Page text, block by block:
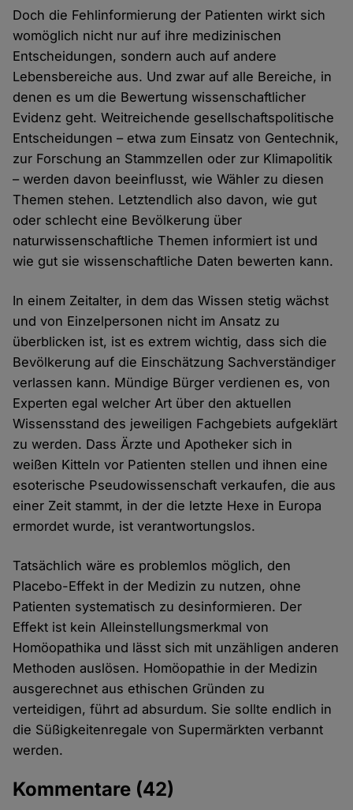
Doch die Fehlinformierung der Patienten wirkt sich
womöglich nicht nur auf ihre medizinischen
Entscheidungen, sondern auch auf andere
Lebensbereiche aus. Und zwar auf alle Bereiche, in
denen es um die Bewertung wissenschaftlicher
Evidenz geht. Weitreichende gesellschaftspolitische
Entscheidungen – etwa zum Einsatz von Gentechnik,
zur Forschung an Stammzellen oder zur Klimapolitik
– werden davon beeinflusst, wie Wähler zu diesen
Themen stehen. Letztendlich also davon, wie gut
oder schlecht eine Bevölkerung über
naturwissenschaftliche Themen informiert ist und
wie gut sie wissenschaftliche Daten bewerten kann.
In einem Zeitalter, in dem das Wissen stetig wächst
und von Einzelpersonen nicht im Ansatz zu
überblicken ist, ist es extrem wichtig, dass sich die
Bevölkerung auf die Einschätzung Sachverständiger
verlassen kann. Mündige Bürger verdienen es, von
Experten egal welcher Art über den aktuellen
Wissensstand des jeweiligen Fachgebiets aufgeklärt
zu werden. Dass Ärzte und Apotheker sich in
weißen Kitteln vor Patienten stellen und ihnen eine
esoterische Pseudowissenschaft verkaufen, die aus
einer Zeit stammt, in der die letzte Hexe in Europa
ermordet wurde, ist verantwortungslos.
Tatsächlich wäre es problemlos möglich, den
Placebo-Effekt in der Medizin zu nutzen, ohne
Patienten systematisch zu desinformieren. Der
Effekt ist kein Alleinstellungsmerkmal von
Homöopathika und lässt sich mit unzähligen anderen
Methoden auslösen. Homöopathie in der Medizin
ausgerechnet aus ethischen Gründen zu
verteidigen, führt ad absurdum. Sie sollte endlich in
die Süßigkeitenregale von Supermärkten verbannt
werden.
Kommentare (42)